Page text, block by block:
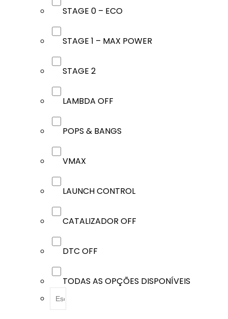
STAGE 0 – ECO
STAGE 1 – MAX POWER
STAGE 2
LAMBDA OFF
POPS & BANGS
VMAX
LAUNCH CONTROL
CATALIZADOR OFF
DTC OFF
TODAS AS OPÇÕES DISPONÍVEIS